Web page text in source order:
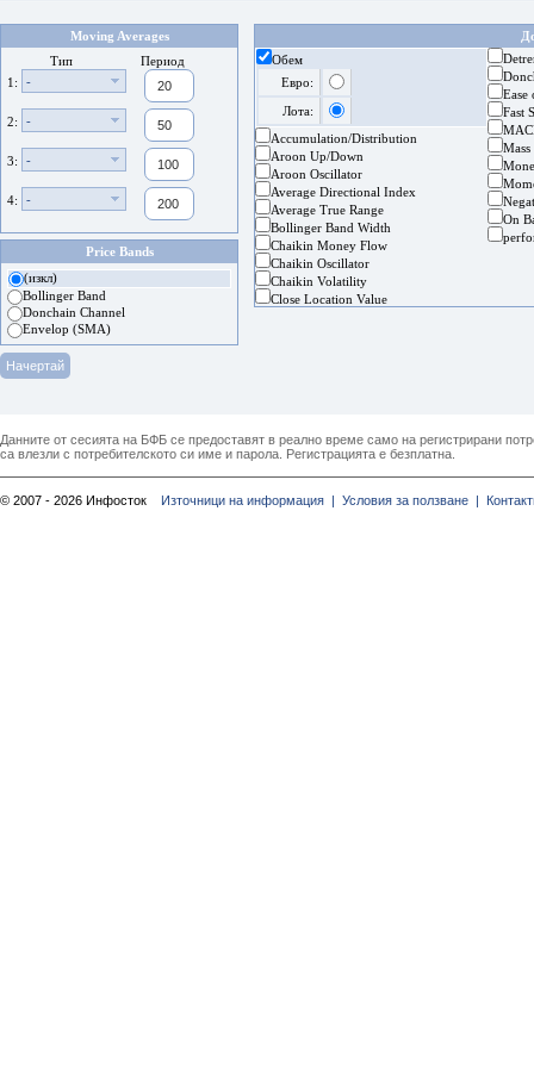
Moving Averages
Тип
Период
1:
-
2: -
3: -
4: -
Price Bands
(изкл)
Bollinger Band
Donchain Channel
Envelop (SMA)
Обем
Евро:
Лота:
Accumulation/Distribution
Aroon Up/Down
Aroon Oscillator
Average Directional Index
Average True Range
Bollinger Band Width
Chaikin Money Flow
Chaikin Oscillator
Chaikin Volatility
Close Location Value
Ease
Fast
On
Данните от сесията на БФБ се предоставят в реално време само на регистрирани
са влезли с потребителското си име и парола. Регистрацията е безплатна.
© 2007 - 2026 Инфосток Източници на информация | Условия за ползване |